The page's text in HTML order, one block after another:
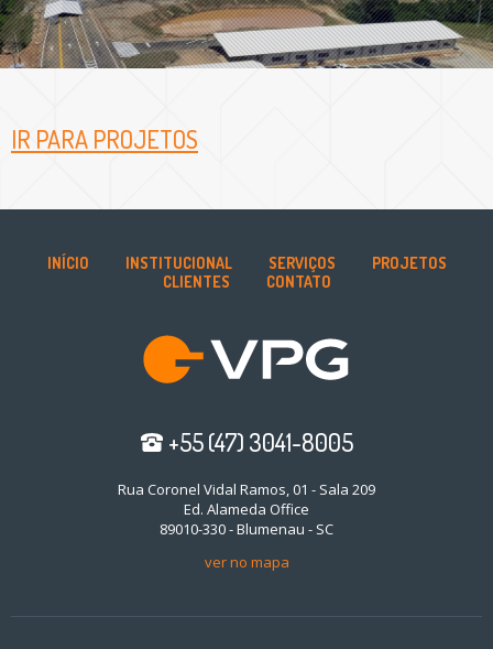
IR PARA PROJETOS
INÍCIO INSTITUCIONAL SERVIÇOS
PROJETOS
CLIENTES
CONTATO
+55 (47) 3041-8005
Rua Coronel Vidal Ramos, 01 - Sala 209
Ed. Alameda Office
89010-330 - Blumenau - SC
ver no mapa